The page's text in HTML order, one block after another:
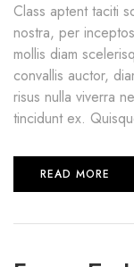
Class aptent taciti
nostra, per
mollis diam
convallis auctor,
risus nulla viverra
tincidunt ex.
READ MORE